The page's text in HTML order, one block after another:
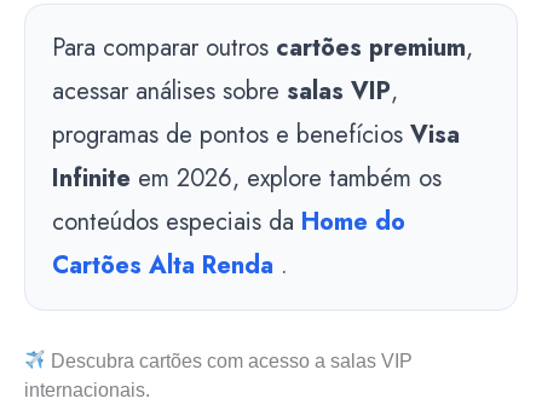
Para comparar outros cartões premium,
acessar análises sobre salas VIP,
programas de pontos e benefícios Visa
Infinite em 2026, explore também os
conteúdos especiais da Home do
Cartões Alta Renda .
Descubra cartões com acesso a salas VIP
internacionais.